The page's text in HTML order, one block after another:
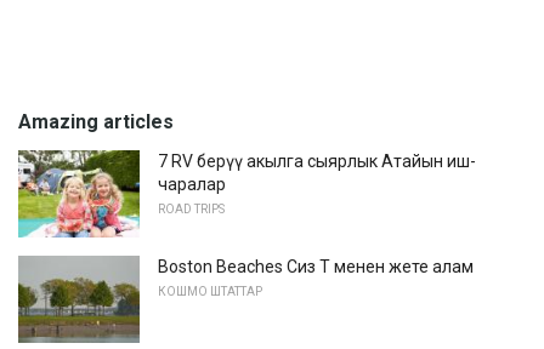
Amazing articles
7 RV берүү акылга сыярлык Атайын иш-
чаралар
ROAD TRIPS
Boston Beaches Сиз T менен жете алам
КОШМО ШТАТТАР